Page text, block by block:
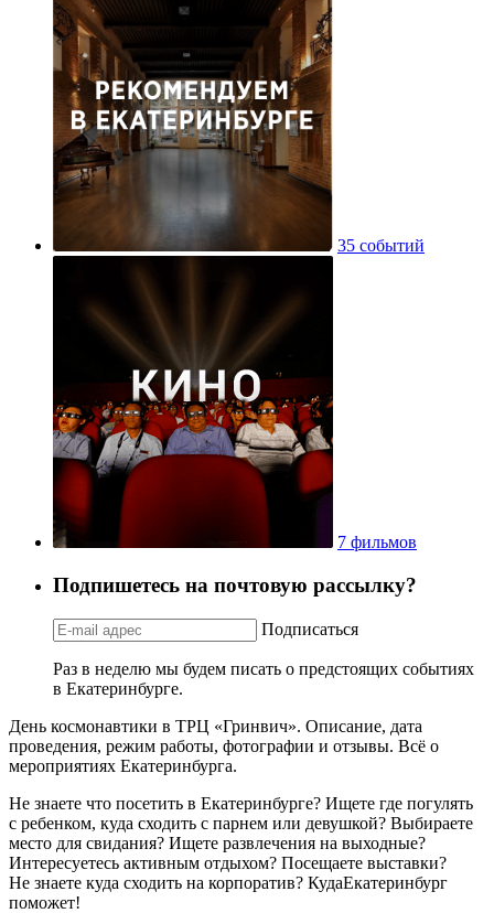
35 событий
7 фильмов
Подпишетесь на почтовую рассылку?
Подписаться
Раз в неделю мы будем писать о предстоящих событиях
в Екатеринбурге.
День космонавтики в ТРЦ «Гринвич». Описание, дата
проведения, режим работы, фотографии и отзывы. Всё о
мероприятиях Екатеринбурга.
Не знаете что посетить в Екатеринбурге? Ищете где погулять
с ребенком, куда сходить с парнем или девушкой? Выбираете
место для свидания? Ищете развлечения на выходные?
Интересуетесь активным отдыхом? Посещаете выставки?
Не знаете куда сходить на корпоратив? КудаЕкатеринбург
поможет!